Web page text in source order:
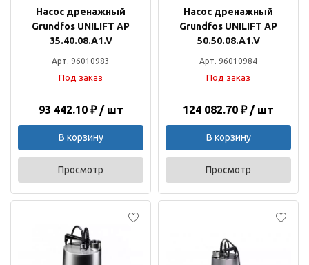
Насос дренажный
Grundfos UNILIFT AP
35.40.08.A1.V
Арт. 96010983
Под заказ
93 442.10 ₽ / шт
В корзину
Просмотр
Насос дренажный
Grundfos UNILIFT AP
50.50.08.A1.V
Арт. 96010984
Под заказ
124 082.70 ₽ / шт
В корзину
Просмотр